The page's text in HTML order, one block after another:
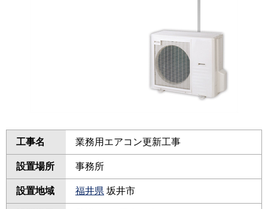
工事名 業務用エアコン更新工事
設置場所 事務所
設置地域 福井県 坂井市